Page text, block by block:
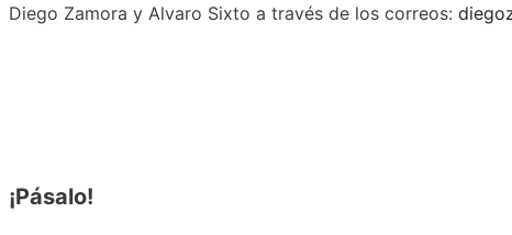
Diego Zamora y Alvaro Sixto a través de los correos:
¡Pásalo!